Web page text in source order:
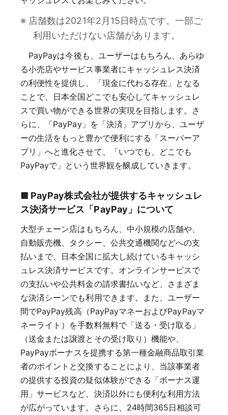
※ 店舗数は2021年2月15日時点です。一部ご
利用いただけない店舗があります。
PayPayは今後も、ユーザーはもちろん、あらゆ
る小売店やサービス事業者にキャッシュレス決済
の利便性を提供し、「現金に代わる存在」となる
ことで、日本全国どこでも安心してキャッシュレ
スで買い物ができる世界の実現を目指します。さ
らに、「PayPay」を「決済」アプリから、ユーザ
ーの生活をもっと豊かで便利にする「スーパーア
プリ」へと進化させて、「いつでも、どこでも
PayPayで」という世界観を醸成していきます。
■ PayPay株式会社が提供するキャッシュレ
ス決済サービス「PayPay」について
大型チェーン店はもちろん、中小規模の店舗や、
自動販売機、タクシー、公共交通機関などへの支
払いまで、日本全国に拡大し続けているキャッシ
ュレス決済サービスです。オンラインサービスで
の支払いや公共料金の請求書払いなど、さまざま
な決済シーンでも利用できます。また、ユーザー
間でPayPay残高（PayPayマネーおよびPayPayマ
ネーライト）を手数料無料で「送る・受け取る」
（送金または譲渡とその受け取り）機能や、
PayPayボーナスを提携する第一種金融商品取引業
者のポイントと交換することにより、当該事業者
の提供する投資の疑似体験ができる「ボーナス運
用」サービスなど、決済以外にも便利な利用方法
が広がっています。さらに、24時間365日相談可